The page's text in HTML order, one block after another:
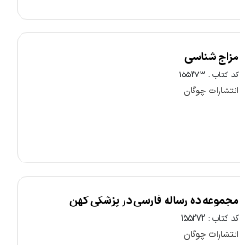
مزاج شناسی
کد کتاب : 155273
انتشارات چوگان
مجموعه ده رساله فارسی در پزشکی کهن
کد کتاب : 155272
انتشارات چوگان